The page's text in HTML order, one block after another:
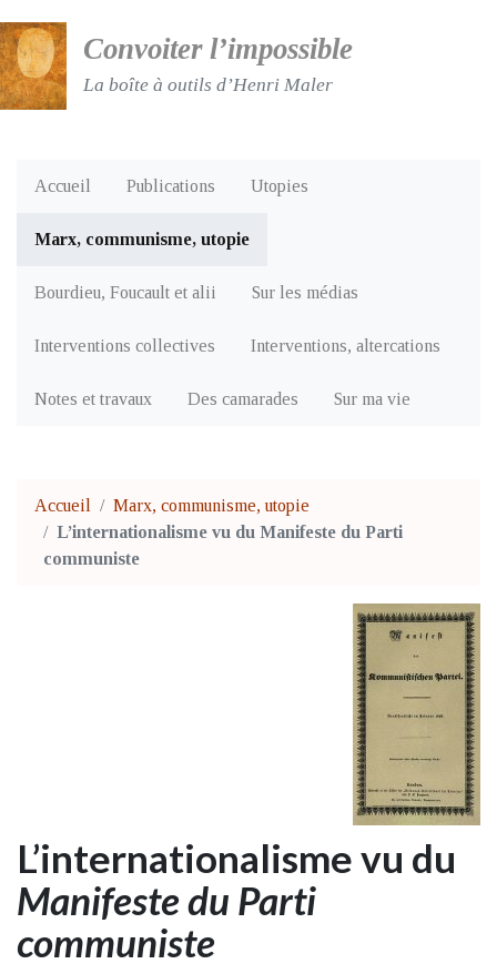
Convoiter l’impossible
La boîte à outils d’Henri Maler
Accueil Publications Utopies
Marx, communisme, utopie
Bourdieu, Foucault et alii Sur les médias
Interventions collectives Interventions, altercations
Notes et travaux Des camarades Sur ma vie
Accueil
Marx, communisme, utopie
L’internationalisme vu du Manifeste du Parti
communiste
L’internationalisme vu du
Manifeste du Parti
communiste